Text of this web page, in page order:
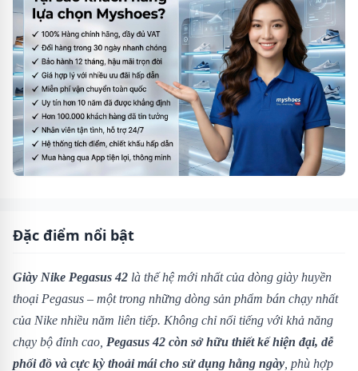
Đặc điểm nổi bật
Giày Nike Pegasus 42 là thế hệ mới nhất của dòng giày huyền
thoại Pegasus – một trong những dòng sản phẩm bán chạy nhất
của Nike nhiều năm liên tiếp. Không chỉ nổi tiếng với khả năng
chạy bộ đỉnh cao, Pegasus 42 còn sở hữu thiết kế hiện đại, dễ
phối đồ và cực kỳ thoải mái cho sử dụng hằng ngày , phù hợp